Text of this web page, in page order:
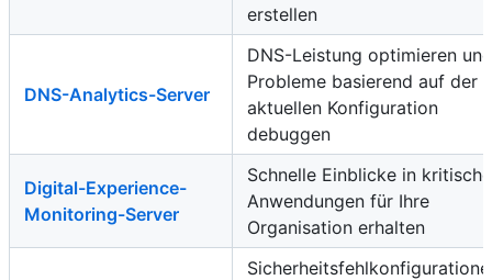
erstellen
DNS-Analytics-Server
DNS-Leistung optimieren und
Probleme basierend auf der
aktuellen Konfiguration
debuggen
Digital-Experience-
Monitoring-Server
Schnelle Einblicke in kritische
Anwendungen für Ihre
Organisation erhalten